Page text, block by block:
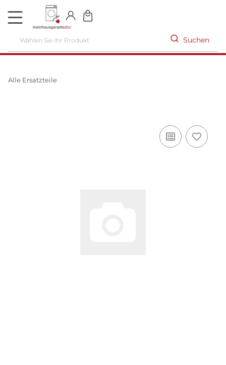
DE
Suchen
Alle Ersatzteile